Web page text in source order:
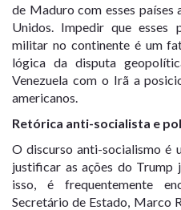
de Maduro com esses países
Unidos. Impedir que esses
militar no continente é um
lógica da disputa
Venezuela com o Irã a
americanos.
Retórica anti-socialista e
O discurso anti-socialismo é
justificar as ações do Trump
isso, é frequentemente
Secretário de Estado, Marco